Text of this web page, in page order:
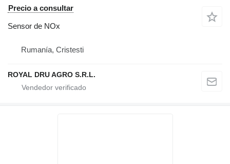
Precio a consultar
Sensor de NOx
Rumanía, Cristesti
ROYAL DRU AGRO S.R.L.